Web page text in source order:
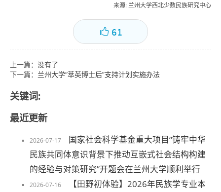
来源: 兰州大学西北少数民族研究中心
61
上一篇：没有了
下一篇： 兰州大学“萃英博士后”支持计划实施办法
关键词:
最近更新
2026-07-17
国家社会科学基金重大项目“铸牢中华
民族共同体意识背景下推动互嵌式社会结构构建
的经验与对策研究”开题会在兰州大学顺利举行
2026-07-16
【田野初体验】2026年民族学专业本